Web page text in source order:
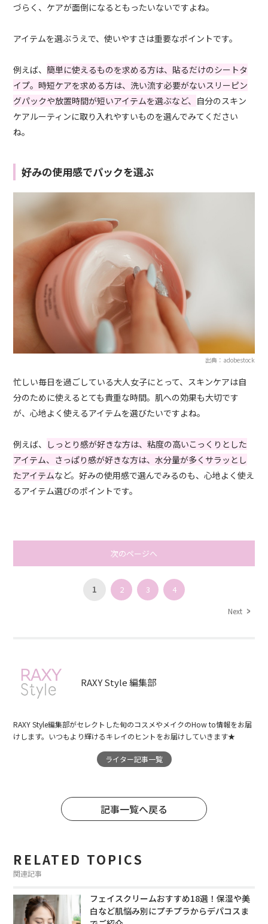
づらく、ケアが面倒になるともったいないですよね。
アイテムを選ぶうえで、使いやすさは重要なポイントです。
例えば、簡単に使えるものを求める方は、貼るだけのシートタ
イプ。時短ケアを求める方は、洗い流す必要がないスリーピン
グパックや放置時間が短いアイテムを選ぶなど、 自分のスキン
ケアルーティンに取り入れやすいものを選んでみてください
ね。
好みの使用感でパックを選ぶ
出典：adobestock
忙しい毎日を過ごしている大人女子にとって、スキンケアは自
分のために使えるとても貴重な時間。肌への効果も大切です
が、心地よく使えるアイテムを選びたいですよね。
例えば、
しっとり感が好きな方は、粘度の高いこっくりとした
アイテム、さっぱり感が好きな方は、水分量が多くサラッとし
たアイテムなど。好みの使用感で選んでみるのも、心地よく使え
るアイテム選びのポイントです。
次のページへ
1 2 3 4
Next
RAXY Style 編集部
RAXY Style編集部がセレクトした旬のコスメやメイクのHow to情報をお届
けします。いつもより輝けるキレイのヒントをお届けしていきます★
ライター記事一覧
記事一覧へ戻る
RELATED TOPICS
関連記事
フェイスクリームおすすめ18選！保湿や美
白など肌悩み別にプチプラからデパコスま